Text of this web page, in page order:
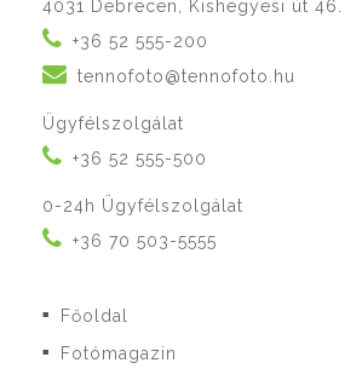
4031 Debrecen, Kishegyesi út 46.
+36 52 555-200
tennofoto@tennofoto.hu
Ügyfélszolgálat
+36 52 555-500
0-24h Ügyfélszolgálat
+36 70 503-5555
■ Főoldal
■ Fotómagazin